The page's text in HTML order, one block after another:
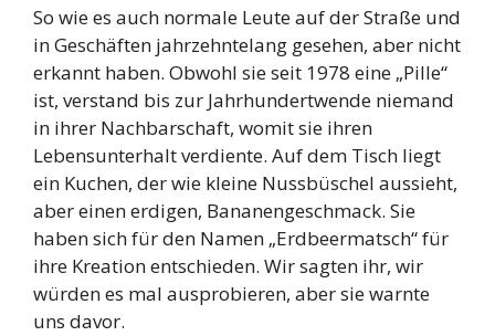
So wie es auch normale Leute auf der Straße und
in Geschäften jahrzehntelang gesehen, aber nicht
erkannt haben. Obwohl sie seit 1978 eine „Pille“
ist, verstand bis zur Jahrhundertwende niemand
in ihrer Nachbarschaft, womit sie ihren
Lebensunterhalt verdiente. Auf dem Tisch liegt
ein Kuchen, der wie kleine Nussbüschel aussieht,
aber einen erdigen, Bananengeschmack. Sie
haben sich für den Namen „Erdbeermatsch“ für
ihre Kreation entschieden. Wir sagten ihr, wir
würden es mal ausprobieren, aber sie warnte
uns davor.